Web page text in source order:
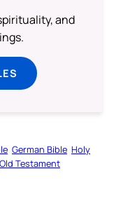
and
German Bible Holy
Old Testament